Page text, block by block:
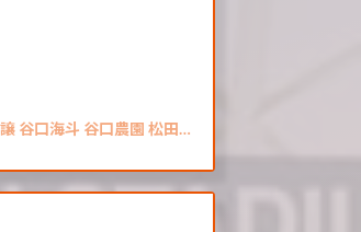
谷口海斗 谷口農園 松田…